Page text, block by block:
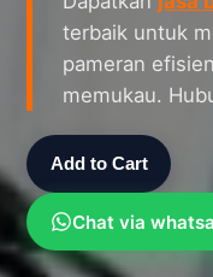
terbaik untuk
pameran
memukau.
Add to Cart
Chat via